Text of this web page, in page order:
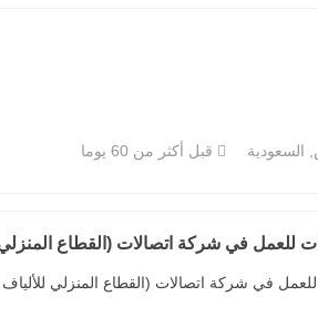
السعودية قبل أكثر من 60 يوما
للعمل في شركة اتصالات (القطاع المنزلي
في شركة اتصالات (القطاع المنزلي